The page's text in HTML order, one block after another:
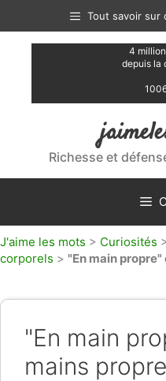
contenu
Tout savoir sur
4
depuis la
Richesse et
J'aime les mots > Curiosités
corporels > "En main propre"
"En main
mains